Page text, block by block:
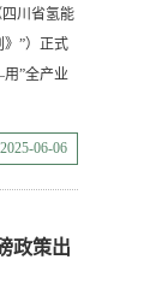
川省氢能
”）正式
”全产业
2025-06-06
政策出